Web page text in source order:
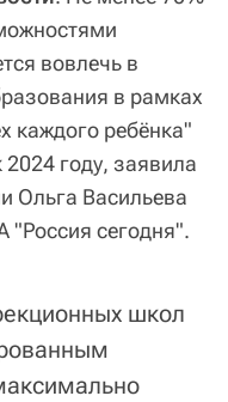
вовлечь в
в рамках
каждого ребёнка"
году, заявила
Ольга Васильева
"Россия сегодня".
школ